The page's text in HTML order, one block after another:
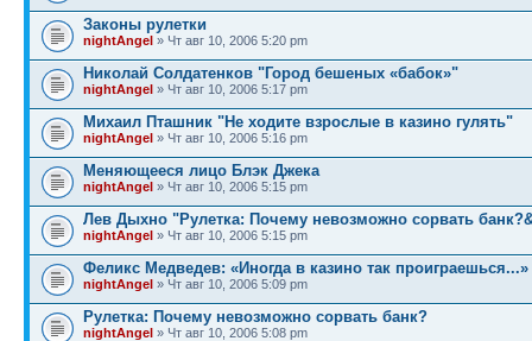
Законы рулетки
nightAngel » Чт авг 10, 2006 5:20 pm
Николай Солдатенков "Город бешеных «бабок»"
nightAngel » Чт авг 10, 2006 5:17 pm
Михаил Пташник "Не ходите взрослые в казино гулять"
nightAngel » Чт авг 10, 2006 5:16 pm
Меняющееся лицо Блэк Джека
nightAngel » Чт авг 10, 2006 5:15 pm
Лев Дыхно "Рулетка: Почему невозможно сорвать
nightAngel » Чт авг 10, 2006 5:15 pm
Феликс Медведев: «Иногда в казино так проиграешься...»
nightAngel » Чт авг 10, 2006 5:09 pm
Рулетка: Почему невозможно сорвать банк?
nightAngel » Чт авг 10, 2006 5:08 pm